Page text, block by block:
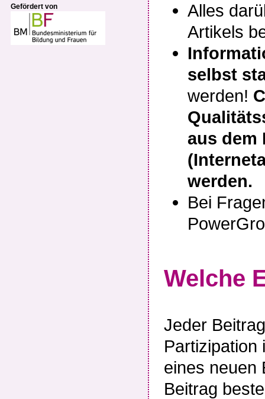
Alles
Artikels
selbst
werden!
aus dem
werden.
Bei
Welche
Jeder
Partizipation
eines neuen
Beitrag
Gefördert von